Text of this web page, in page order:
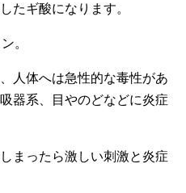
たギ酸になります。
。
人体へは急性的な毒性があ
器系、目やのどなどに炎症
まったら激しい刺激と炎症